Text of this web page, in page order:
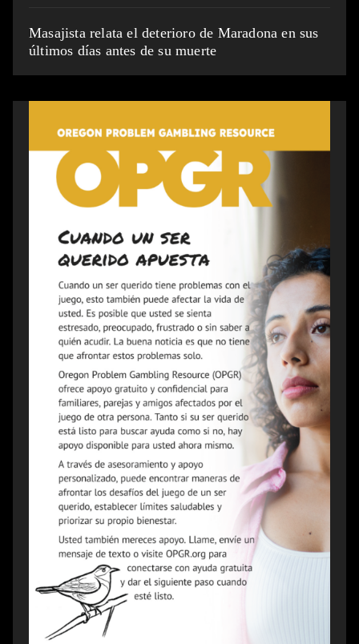
Masajista relata el deterioro de Maradona en sus
últimos días antes de su muerte